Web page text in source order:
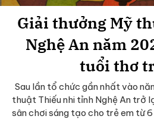
Giải thưởng Mỹ
Nghệ An năm
tuổi thơ
Sau lần tổ chức gần nhất vào
thuật Thiếu nhi tỉnh Nghệ An trở
sân chơi sáng tạo cho trẻ em từ